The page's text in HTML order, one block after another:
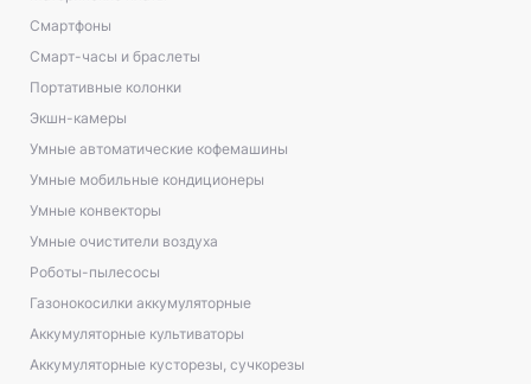
Смартфоны
Смарт-часы и браслеты
Портативные колонки
Экшн-камеры
Умные автоматические кофемашины
Умные мобильные кондиционеры
Умные конвекторы
Умные очистители воздуха
Роботы-пылесосы
Газонокосилки аккумуляторные
Аккумуляторные культиваторы
Аккумуляторные кусторезы, сучкорезы